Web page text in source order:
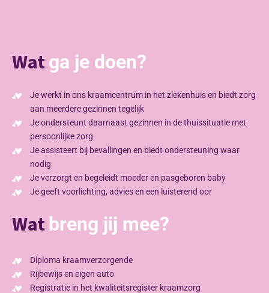
Watga je doen?
Je werkt in ons kraamcentrum in het ziekenhuis en biedt zorg
aan meerdere gezinnen tegelijk
Je ondersteunt daarnaast gezinnen in de thuissituatie met
persoonlijke zorg
Je assisteert bij bevallingen en biedt ondersteuning waar
nodig
Je verzorgt en begeleidt moeder en pasgeboren baby
Je geeft voorlichting, advies en een luisterend oor
Wat breng jij mee?
Diploma kraamverzorgende
Rijbewijs en eigen auto
Registratie in het kwaliteitsregister kraamzorg